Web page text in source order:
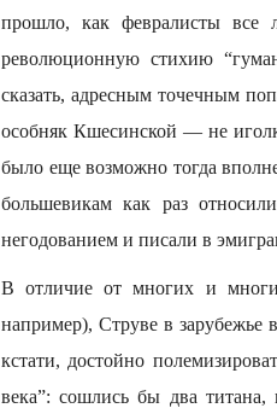
прошло, как февралисты все
революционную стихию
сказать, адресным точечным
особняк Кшесинской — не
было еще возможно тогда
большевикам как раз
негодованием и писали в
В отличие от многих и
например), Струве в
кстати, достойно
века”: сошлись бы два